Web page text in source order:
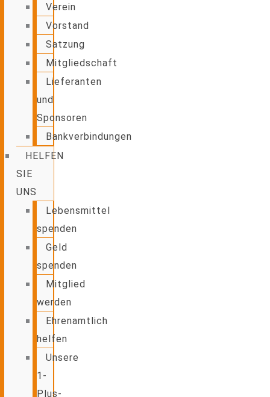
Verein
Vorstand
Satzung
Mitgliedschaft
Lieferanten
und
Sponsoren
Bankverbindungen
HELFEN
SIE
UNS
Lebensmittel
spenden
Geld
spenden
Mitglied
werden
Ehrenamtlich
helfen
Unsere
1-
Plus-